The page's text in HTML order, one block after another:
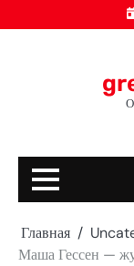
к
Главная
Маша Гессен —